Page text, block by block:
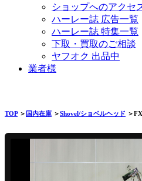
ショップへのアクセ
ハーレー誌 広告一覧
ハーレー誌 特集一覧
下取・買取のご相談
ヤフオク 出品中
業者様
TOP＞ 国内在庫 ＞Shovel/ショベルヘッド ＞